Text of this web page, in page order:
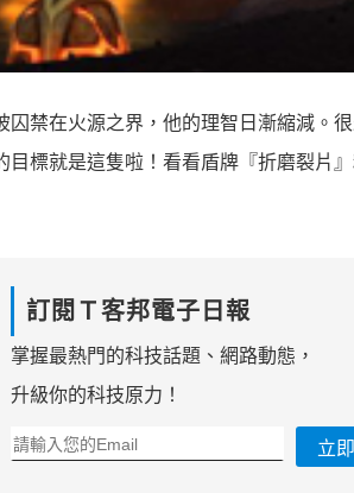
禁在火源之界，他的理智日漸縮減。
標就是這隻啦！看看盾牌『折磨裂片
訂閱Ｔ客邦電子日報
掌握最熱門的科技話題、網路動態，
升級你的科技原力！
立